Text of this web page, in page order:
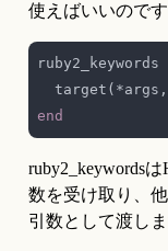
使えばいいのです
ruby2_keywords
ruby2_keywords
数を受け取り、
引数として渡しま